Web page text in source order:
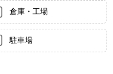
倉庫・工場
駐車場